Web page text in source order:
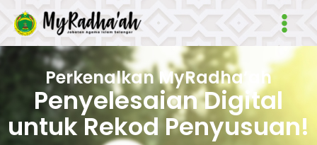
Main
Perkenalkan MyRadha’ah
Penyelesaian Digital
untuk Rekod Penyusuan!